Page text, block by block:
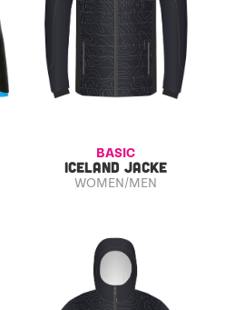
BASIC
ICELAND JACKE
WOMEN/MEN